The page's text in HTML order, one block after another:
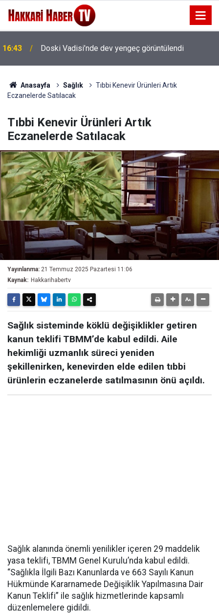
16:43 Doski Vadisi’nde dev yengeç görüntülendi
Anasayfa Sağlık
Tıbbi Kenevir Ürünleri Artık
Eczanelerde Satılacak
Tıbbi Kenevir Ürünleri Artık
Eczanelerde Satılacak
Yayınlanma: 21 Temmuz 2025 Pazartesi 11:06
Kaynak: Hakkarihabertv
Sağlık sisteminde köklü değişiklikler getiren
kanun teklifi TBMM’de kabul edildi. Aile
hekimliği uzmanlık süreci yeniden
şekillenirken, kenevirden elde edilen tıbbi
ürünlerin eczanelerde satılmasının önü açıldı.
Sağlık alanında önemli yenilikler içeren 29 maddelik
yasa teklifi, TBMM Genel Kurulu’nda kabul edildi.
“Sağlıkla İlgili Bazı Kanunlarda ve 663 Sayılı Kanun
Hükmünde Kararnamede Değişiklik Yapılmasına Dair
Kanun Teklifi” ile sağlık hizmetlerinde kapsamlı
düzenlemelere gidildi.